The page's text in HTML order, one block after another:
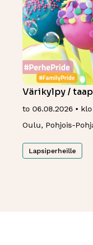
Värikylpy /
to 06.08.2026 •
Oulu, Pohjois-
Lapsiperheille